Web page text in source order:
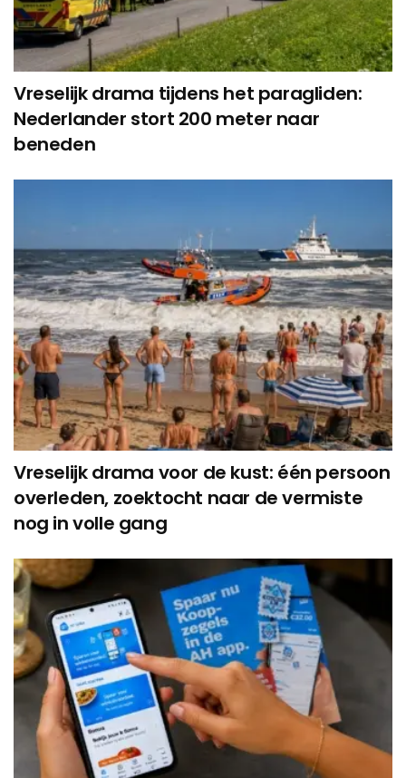
Vreselijk drama tijdens het paragliden:
Nederlander stort 200 meter naar
beneden
Vreselijk drama voor de kust: één persoon
overleden, zoektocht naar de vermiste
nog in volle gang